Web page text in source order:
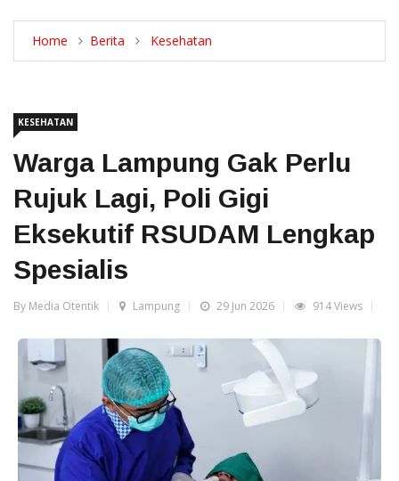
Home Berita Kesehatan
KESEHATAN
Warga Lampung Gak Perlu
Rujuk Lagi, Poli Gigi
Eksekutif RSUDAM Lengkap
Spesialis
By Media Otentik Lampung 29 Jun 2026 914 Views